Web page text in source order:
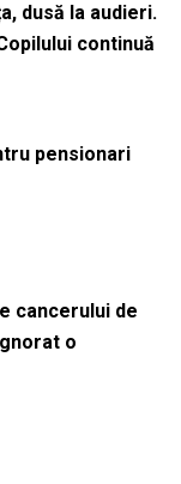
dusă la audieri.
continuă
pensionari
cancerului de
o